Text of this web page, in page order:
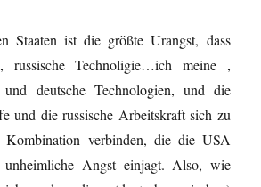
Staaten ist die größte Urangst, dass
russische Technoligie…ich meine ,
und deutsche Technologien, und die
und die russische Arbeitskraft sich zu
Kombination verbinden, die die USA
unheimliche Angst einjagt. Also, wie